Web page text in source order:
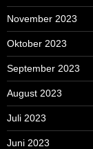
November 2023
Oktober 2023
September 2023
August 2023
Juli 2023
Juni 2023